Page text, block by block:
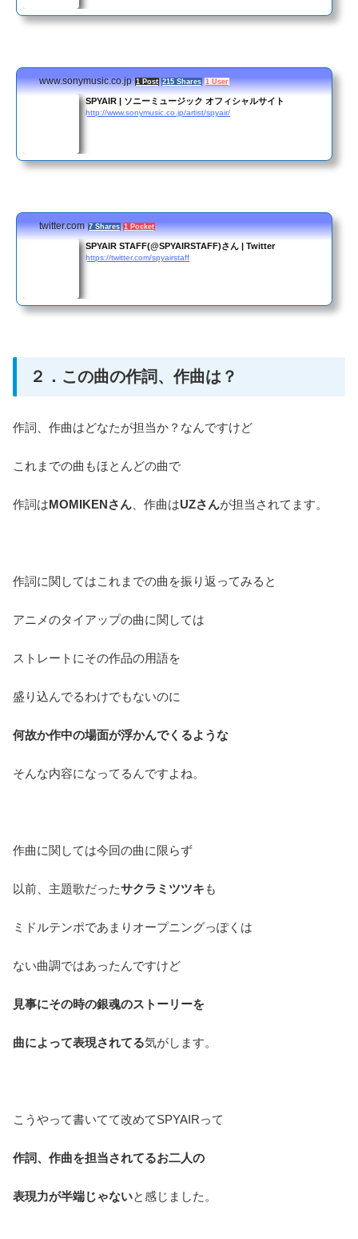
www.sonymusic.co.jp 1 Post 215 Shares 1 User
SPYAIR | ソニーミュージック オフィシャルサイト
http://www.sonymusic.co.jp/artist/spyair/
twitter.com 7 Shares 1 Pocket
SPYAIR STAFF(@SPYAIRSTAFF)さん | Twitter
https://twitter.com/spyairstaff
２．この曲の作詞、作曲は？
作詞、作曲はどなたが担当か？なんですけど
これまでの曲もほとんどの曲で
作詞はMOMIKENさん 、作曲はUZさんが担当されてます。
作詞に関してはこれまでの曲を振り返ってみると
アニメのタイアップの曲に関しては
ストレートにその作品の用語を
盛り込んでるわけでもないのに
何故か作中の場面が浮かんでくるような
そんな内容になってるんですよね。
作曲に関しては今回の曲に限らず
以前、主題歌だったサクラミツツキ も
ミドルテンポであまりオープニングっぽくは
ない曲調ではあったんですけど
見事にその時の銀魂のストーリーを
曲によって表現されてる気がします。
こうやって書いてて改めてSPYAIRって
作詞、作曲を担当されてるお二人の
表現力が半端じゃないと感じました。